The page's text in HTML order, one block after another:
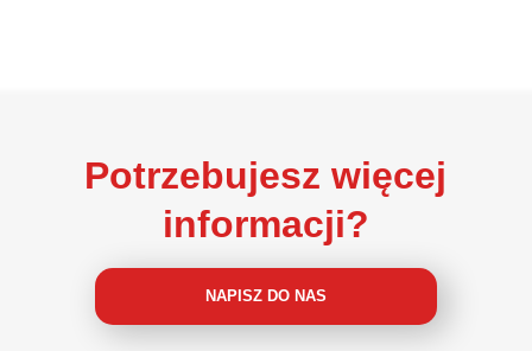
Potrzebujesz więcej
informacji?
NAPISZ DO NAS